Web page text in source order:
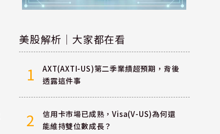
美股解析｜大家都在看
1
AXT(AXTI-US)第二季業績超預期，背後
透露這件事
2
信用卡市場已成熟，Visa(V-US)為何還
能維持雙位數成長？